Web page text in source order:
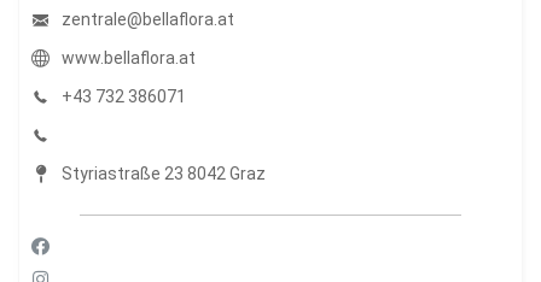
zentrale@bellaflora.at
www.bellaflora.at
+43 732 386071
Styriastraße 23 8042 Graz